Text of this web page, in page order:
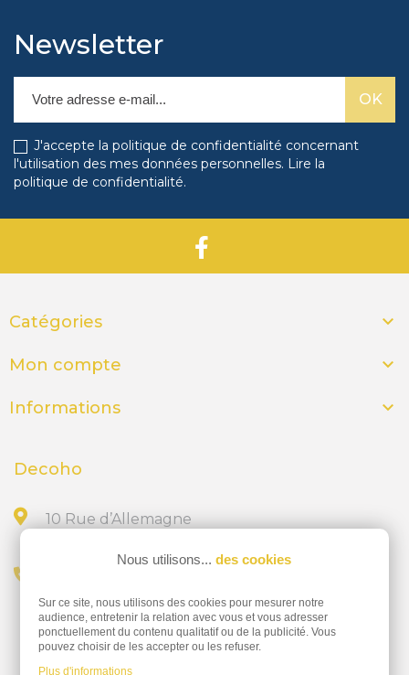
Newsletter
J'accepte la politique de confidentialité concernant
l'utilisation des mes données personnelles. Lire la
politique de confidentialité.
Catégories 
Mon compte 
Informations 
Decoho
10 Rue d’Allemagne
02 28 23 15 32
Nous utilisons... des cookies
Sur ce site, nous utilisons des cookies pour mesurer notre
audience, entretenir la relation avec vous et vous adresser
ponctuellement du contenu qualitatif ou de la publicité. Vous
pouvez choisir de les accepter ou les refuser.
Plus d'informations